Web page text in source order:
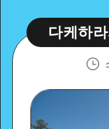
하라시 중요